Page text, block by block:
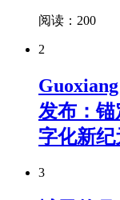
阅读：200
2
发布：
字化新纪
3